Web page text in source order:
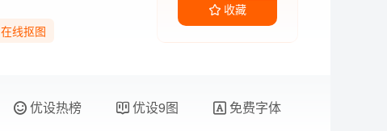
收藏
在线抠图
优设热榜 优设9图 免费字体